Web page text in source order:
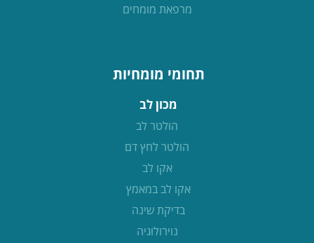
מרפאת מומחים
תחומי מומחיות
מכון לב
הולטר לב
הולטר לחץ דם
אקו לב
אקו לב במאמץ
בדיקת שינה
נוירולוגיה